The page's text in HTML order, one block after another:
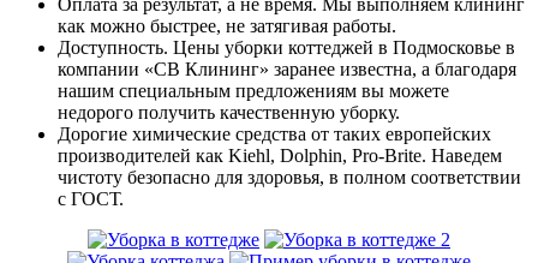
Оплата за результат, а не время. Мы выполняем клининг
как можно быстрее, не затягивая работы.
Доступность. Цены уборки коттеджей в Подмосковье в
компании «СВ Клининг» заранее известна, а благодаря
нашим специальным предложениям вы можете
недорого получить качественную уборку.
Дорогие химические средства от таких европейских
производителей как Kiehl, Dolphin, Pro-Brite. Наведем
чистоту безопасно для здоровья, в полном соответствии
с ГОСТ.